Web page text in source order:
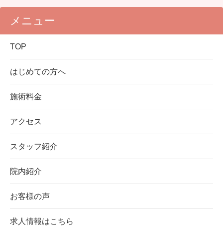
メニュー
TOP
はじめての方へ
施術料金
アクセス
スタッフ紹介
院内紹介
お客様の声
求人情報はこちら